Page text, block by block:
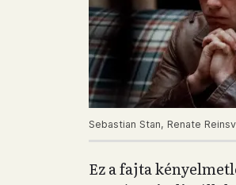
Sebastian Stan, Renate
Ez a fajta